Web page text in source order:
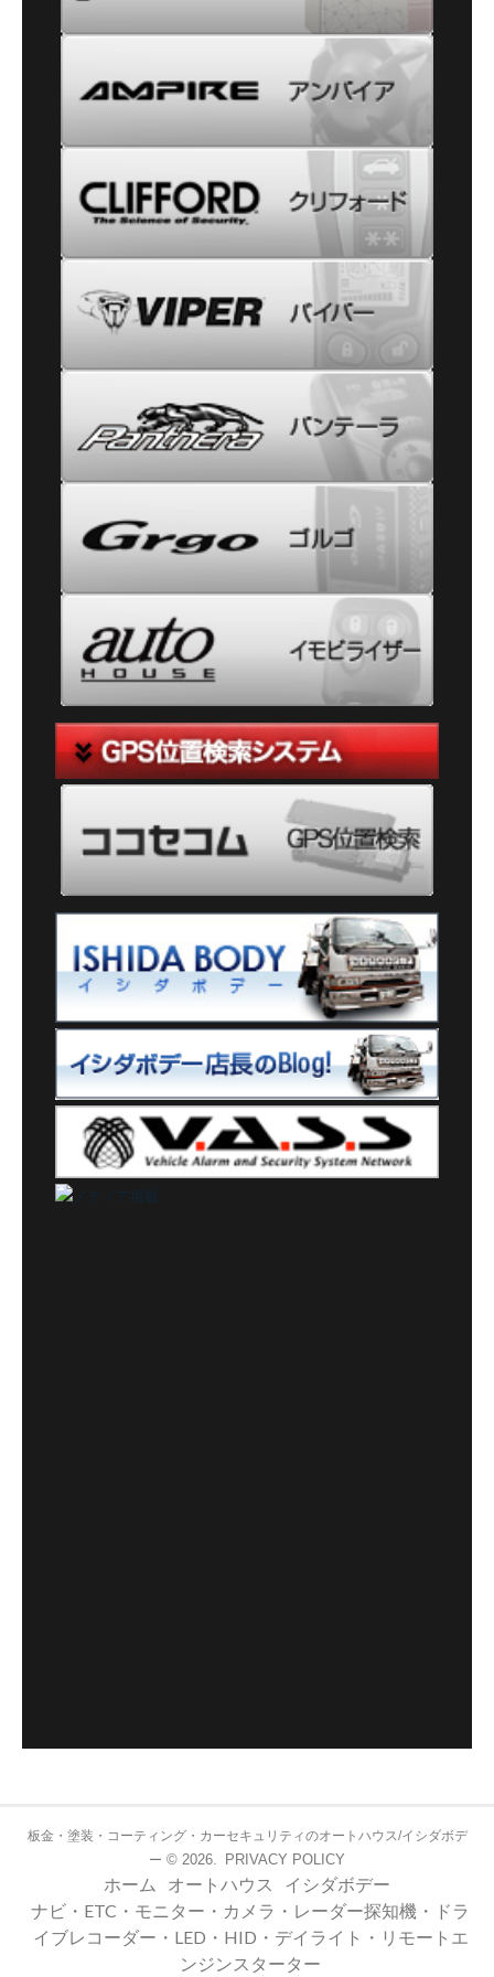
板金・塗装・コーティング・カーセキュリティのオートハウス/イシダボデ
ー © 2026. PRIVACY POLICY
ホーム オートハウス
イシダボデー
ナビ・ETC・モニター・カメラ・レーダー探知機・ドラ
イブレコーダー・LED・HID・デイライト・リモートエ
ンジンスターター